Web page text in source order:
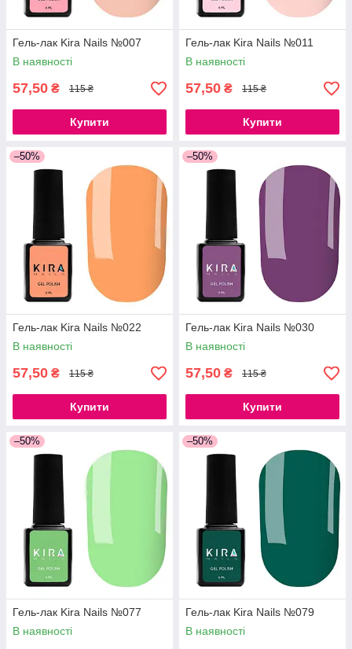
Гель-лак Kira Nails №007
В наявності
57,50 ₴ 115 ₴
Купити
Гель-лак Kira Nails №011
В наявності
57,50 ₴ 115 ₴
Купити
–50%
Гель-лак Kira Nails №022
В наявності
57,50 ₴ 115 ₴
Купити
–50%
Гель-лак Kira Nails №030
В наявності
57,50 ₴ 115 ₴
Купити
–50%
Гель-лак Kira Nails №077
В наявності
–50%
Гель-лак Kira Nails №079
В наявності